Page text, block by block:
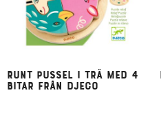
Runt pussel i trä med 4
bitar från Djeco